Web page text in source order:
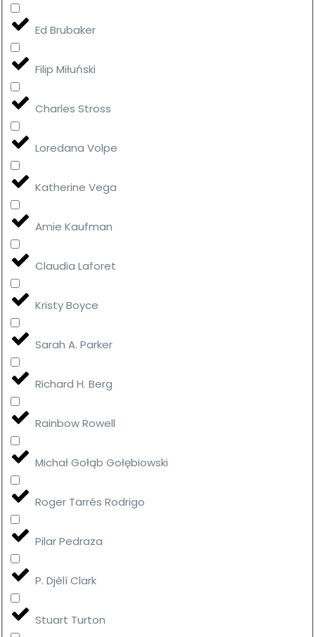
Ed Brubaker
Filip Miłuński
Charles Stross
Loredana Volpe
Katherine Vega
Amie Kaufman
Claudia Laforet
Kristy Boyce
Sarah A. Parker
Richard H. Berg
Rainbow Rowell
Michał Gołąb Gołębiowski
Roger Tarrés Rodrigo
Pilar Pedraza
P. Djèlí Clark
Stuart Turton